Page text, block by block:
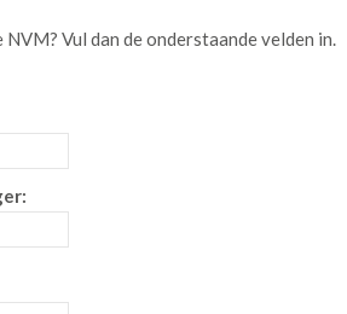
NVM? Vul dan de onderstaande velden in.